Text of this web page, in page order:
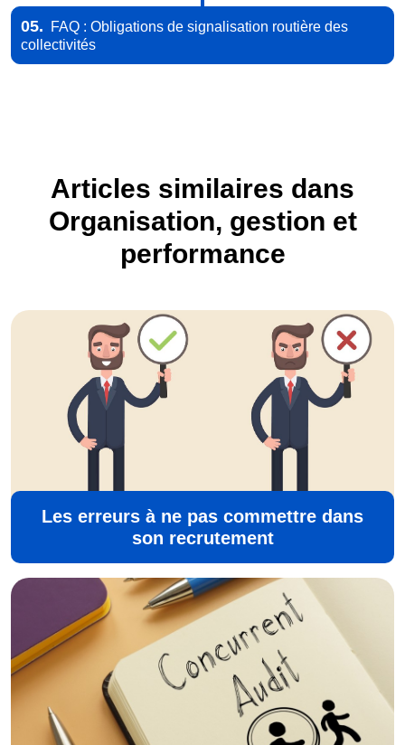
05.
FAQ : Obligations de signalisation routière des
collectivités
Articles similaires dans
Organisation, gestion et
performance
Les erreurs à ne pas commettre dans
son recrutement